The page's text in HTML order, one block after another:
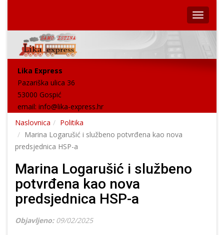
Lika Express
Pazariška ulica 36
53000 Gospić
email: info@lika-express.hr
Naslovnica
Politika
Marina Logarušić i službeno potvrđena kao nova
predsjednica HSP-a
Marina Logarušić i službeno
potvrđena kao nova
predsjednica HSP-a
Objavljeno: 09/02/2025